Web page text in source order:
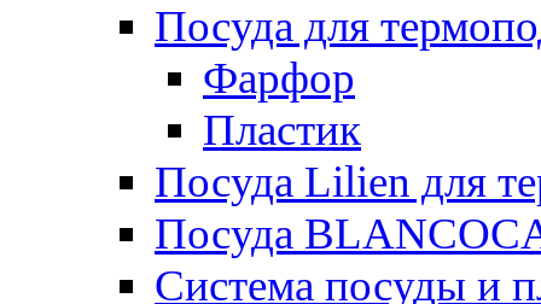
Посуда для
Фарфор
Пластик
Посуда Lilien для
Посуда
Система посуды и